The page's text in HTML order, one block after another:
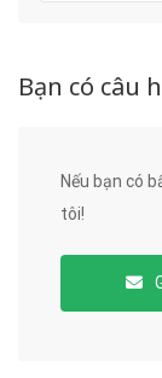
Bạn có câu
Nếu bạn có
tôi!